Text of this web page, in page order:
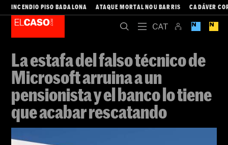
INCENDIO PISO BADALONA ATAQUE MORTAL NOU BARRIS CADÁVER
La estafa del falso técnico de
Microsoft arruina a un
pensionista y el banco lo tiene
que acabar rescatando